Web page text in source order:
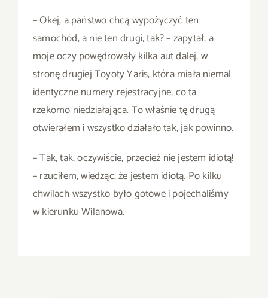
– Okej, a państwo chcą wypożyczyć ten
samochód, a nie ten drugi, tak? – zapytał, a
moje oczy powędrowały kilka aut dalej, w
stronę drugiej Toyoty Yaris, która miała niemal
identyczne numery rejestracyjne, co ta
rzekomo niedziałająca. To właśnie tę drugą
otwierałem i wszystko działało tak, jak powinno.
– Tak, tak, oczywiście, przecież nie jestem idiotą!
– rzuciłem, wiedząc, że jestem idiotą. Po kilku
chwilach wszystko było gotowe i pojechaliśmy
w kierunku Wilanowa.